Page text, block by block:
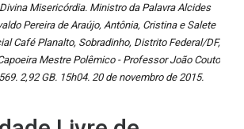
Misericórdia. Ministro da Palavra Alcides
Pereira de Araújo, Antônia, Cristina e Salete
Café Planalto, Sobradinho, Distrito Federal/DF,
Mestre Polêmico - Professor João Couto
2,92 GB. 15h04. 20 de novembro de 2015.